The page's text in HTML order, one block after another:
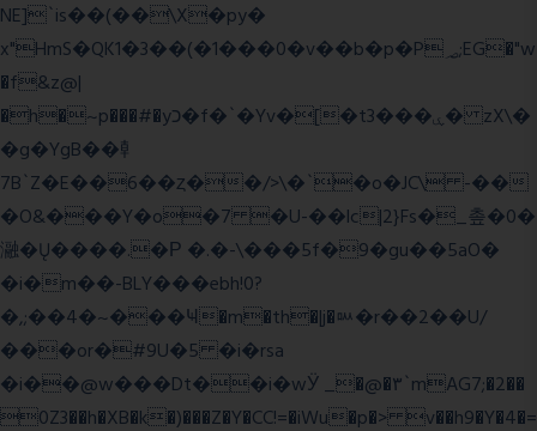
NE]`is��(��\X�py�
x"HmS�QK1�3��(�1���0�v��b�p�P؃;EG�"w
�f&z@|
�h�~p���#�yכ�f�`�Yv�[�t3���ۑ� zX\�
�g�YgB��龺
7B`Z�E��6��ȥ��/>\�`�o�JC\ -��
�O&���Y�o�7 �U-��lc|2}Fs�_촢�0�
瀜�Ų����.�Ρ �.�-\���5f�9�gu��5aO�
�i�m��-BLY���ebh!0?
�,;��4�~���Ҹ�m�th�|j�ᇞ�r��2��U/
���or�#9U�5 �i�rsa
�i��@w���Dt��i�wӰ _�@�٣`mAG7;�2��
0Z3��h�XB�k�)���Z�Y�CC!=�iWu�p�> v��h9�Y�4�=